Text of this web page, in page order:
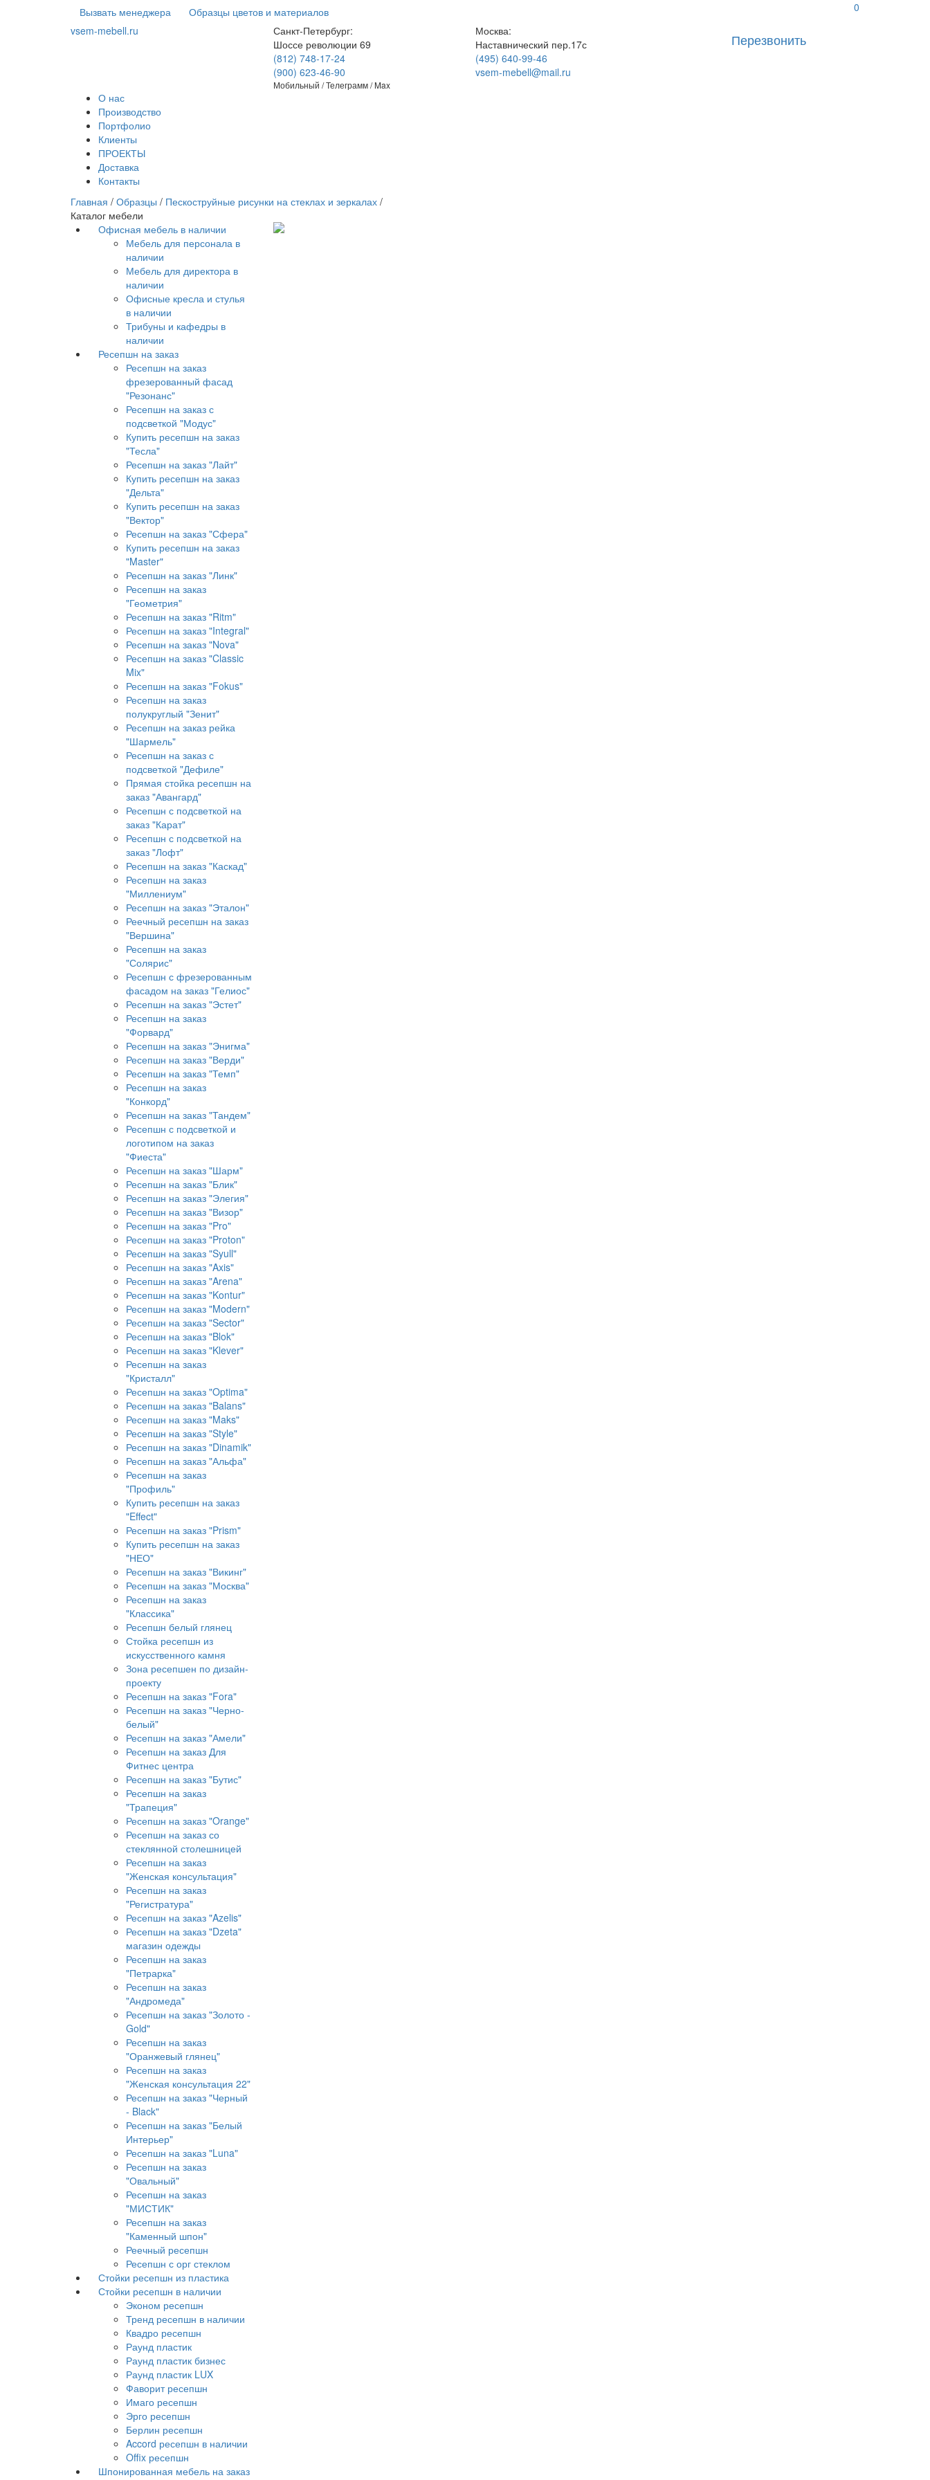
Вызвать менеджера Образцы цветов и материалов
0
vsem-mebell.ru
Санкт-Петербург:
Шоссе революции 69
(812) 748-17-24
(900) 623-46-90
Мобильный / Телеграмм / Max
Москва:
Наставнический пер.17с
(495) 640-99-46
vsem-mebell@mail.ru
Перезвонить
О нас
Производство
Портфолио
Клиенты
ПРОЕКТЫ
Доставка
Контакты
Главная / Образцы / Пескоструйные рисунки на стеклах и зеркалах /
Каталог мебели
Офисная мебель в наличии
Мебель для персонала в
наличии
Мебель для директора в
наличии
Офисные кресла и стулья
в наличии
Трибуны и кафедры в
наличии
Ресепшн на заказ
Ресепшн на заказ
фрезерованный фасад
"Резонанс"
Ресепшн на заказ с
подсветкой "Модус"
Купить ресепшн на заказ
"Тесла"
Ресепшн на заказ "Лайт"
Купить ресепшн на заказ
"Дельта"
Купить ресепшн на заказ
"Вектор"
Ресепшн на заказ "Сфера"
Купить ресепшн на заказ
"Master"
Ресепшн на заказ "Линк"
Ресепшн на заказ
"Геометрия"
Ресепшн на заказ "Ritm"
Ресепшн на заказ "Integral"
Ресепшн на заказ "Nova"
Ресепшн на заказ "Classic
Mix"
Ресепшн на заказ "Fokus"
Ресепшн на заказ
полукруглый "Зенит"
Ресепшн на заказ рейка
"Шармель"
Ресепшн на заказ с
подсветкой "Дефиле"
Прямая стойка ресепшн на
заказ "Авангард"
Ресепшн с подсветкой на
заказ "Карат"
Ресепшн с подсветкой на
заказ "Лофт"
Ресепшн на заказ "Каскад"
Ресепшн на заказ
"Миллениум"
Ресепшн на заказ "Эталон"
Реечный ресепшн на заказ
"Вершина"
Ресепшн на заказ
"Солярис"
Ресепшн с фрезерованным
фасадом на заказ "Гелиос"
Ресепшн на заказ "Эстет"
Ресепшн на заказ
"Форвард"
Ресепшн на заказ "Энигма"
Ресепшн на заказ "Верди"
Ресепшн на заказ "Темп"
Ресепшн на заказ
"Конкорд"
Ресепшн на заказ "Тандем"
Ресепшн с подсветкой и
логотипом на заказ
"Фиеста"
Ресепшн на заказ "Шарм"
Ресепшн на заказ "Блик"
Ресепшн на заказ "Элегия"
Ресепшн на заказ "Визор"
Ресепшн на заказ "Pro"
Ресепшн на заказ "Proton"
Ресепшн на заказ "Syull"
Ресепшн на заказ "Axis"
Ресепшн на заказ "Arena"
Ресепшн на заказ "Kontur"
Ресепшн на заказ "Modern"
Ресепшн на заказ "Sector"
Ресепшн на заказ "Blok"
Ресепшн на заказ "Klever"
Ресепшн на заказ
"Кристалл"
Ресепшн на заказ "Optima"
Ресепшн на заказ "Balans"
Ресепшн на заказ "Maks"
Ресепшн на заказ "Style"
Ресепшн на заказ "Dinamik"
Ресепшн на заказ "Альфа"
Ресепшн на заказ
"Профиль"
Купить ресепшн на заказ
"Effect"
Ресепшн на заказ "Prism"
Купить ресепшн на заказ
"НЕО"
Ресепшн на заказ "Викинг"
Ресепшн на заказ "Москва"
Ресепшн на заказ
"Классика"
Ресепшн белый глянец
Стойка ресепшн из
искусственного камня
Зона ресепшен по дизайн-
проекту
Ресепшн на заказ "Fora"
Ресепшн на заказ "Черно-
белый"
Ресепшн на заказ "Амели"
Ресепшн на заказ Для
Фитнес центра
Ресепшн на заказ "Бутис"
Ресепшн на заказ
"Трапеция"
Ресепшн на заказ "Orange"
Ресепшн на заказ со
стеклянной столешницей
Ресепшн на заказ
"Женская консультация"
Ресепшн на заказ
"Регистратура"
Ресепшн на заказ "Azelis"
Ресепшн на заказ "Dzeta"
магазин одежды
Ресепшн на заказ
"Петрарка"
Ресепшн на заказ
"Андромеда"
Ресепшн на заказ "Золото -
Gold"
Ресепшн на заказ
"Оранжевый глянец"
Ресепшн на заказ
"Женская консультация 22"
Ресепшн на заказ "Черный
- Black"
Ресепшн на заказ "Белый
Интерьер"
Ресепшн на заказ "Luna"
Ресепшн на заказ
"Овальный"
Ресепшн на заказ
"МИСТИК"
Ресепшн на заказ
"Каменный шпон"
Реечный ресепшн
Ресепшн с орг стеклом
Стойки ресепшн из пластика
Стойки ресепшн в наличии
Эконом ресепшн
Тренд ресепшн в наличии
Квадро ресепшн
Раунд пластик
Раунд пластик бизнес
Раунд пластик LUX
Фаворит ресепшн
Имаго ресепшн
Эрго ресепшн
Берлин ресепшн
Accord ресепшн в наличии
Offix ресепшн
Шпонированная мебель на заказ